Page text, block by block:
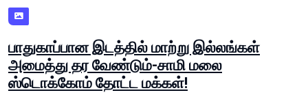
பாதுகாப்பான இடத்தில் மாற்று இல்லங்கள்
அமைத்து தர வேண்டும்-சாமி மலை
ஸ்டொக்கோம் தோட்ட மக்கள்!